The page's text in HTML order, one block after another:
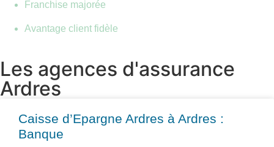
Franchise majorée
Avantage client fidèle
Les agences d'assurance
Ardres
Caisse d’Epargne Ardres à Ardres :
Banque